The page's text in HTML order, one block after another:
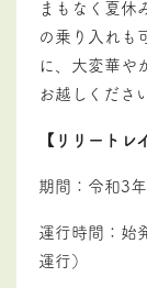
まもなく夏休
の乗り入れも
に、大変華や
お越しください
【リリートレ
期間：令和3
運行時間：始
運行）